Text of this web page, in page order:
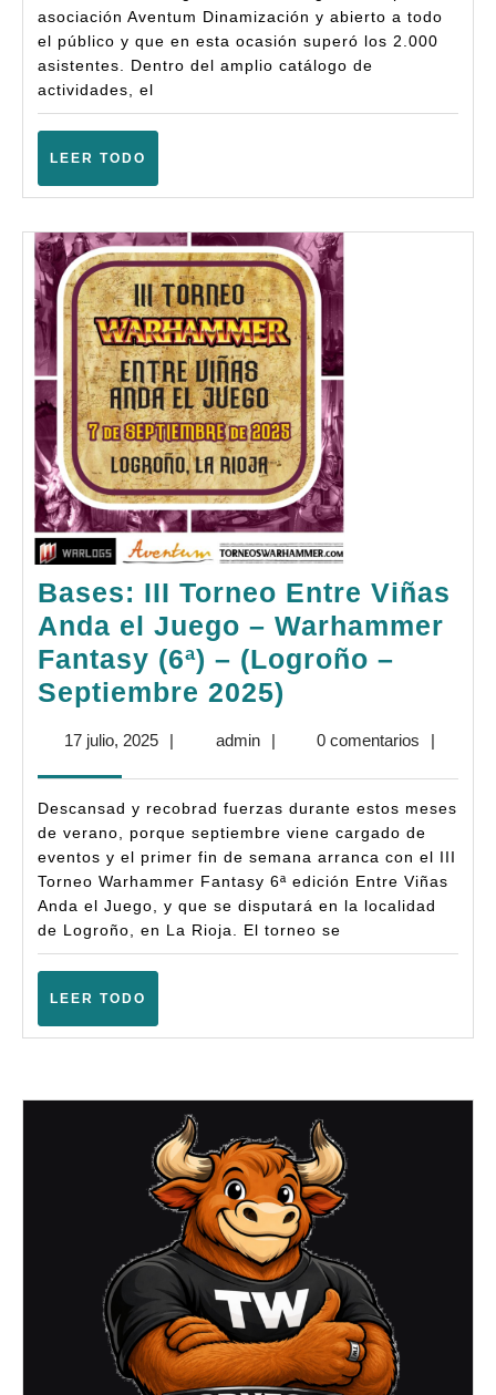
–
asociación Aventum Dinamización y abierto a todo
el público y que en esta ocasión superó los 2.000
asistentes. Dentro del amplio catálogo de
actividades, el
LEER TODO
Bases: III Torneo Entre Viñas
Anda el Juego – Warhammer
Fantasy (6ª) – (Logroño –
Septiembre 2025)
Viñas
Anda
el
Juego
–
(Logroño
–
Septiembre
2025)
17 julio, 202517| adminadmin
| 0 comentarios |
Descansad y recobrad fuerzas durante estos meses
de verano, porque septiembre viene cargado de
eventos y el primer fin de semana arranca con el III
Torneo Warhammer Fantasy 6ª edición Entre Viñas
Anda el Juego, y que se disputará en la localidad
de Logroño, en La Rioja. El torneo se
LEER TODO